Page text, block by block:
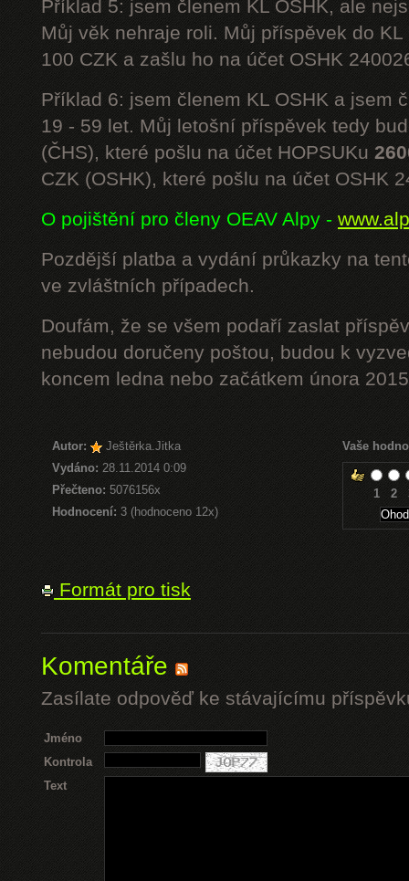
Příklad 5: jsem členem KL OSHK, ale
Můj věk nehraje roli. Můj příspěvek do
100 CZK a zašlu ho na účet OSHK
Příklad 6: jsem členem KL OSHK a jsem
19 - 59 let. Můj letošní příspěvek tedy
(ČHS), které pošlu na účet HOPSUKu
CZK (OSHK), které pošlu na účet OSHK
O pojištění pro členy OEAV Alpy -
Pozdější platba a vydání průkazky na
ve zvláštních případech.
Doufám, že se všem podaří zaslat
nebudou doručeny poštou, budou k
koncem ledna nebo začátkem února
Autor:
Ještěrka.Jitka
Vydáno: 28.11.2014 0:09
Přečteno:5076156x
Hodnocení: 3 (hodnoceno 12x)
Vaše
1 2
Formát pro tisk
Komentáře
Zasílate odpověď ke stávajícímu
Jméno
Kontrola
Text